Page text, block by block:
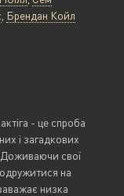
Брендан Койл
- це спроба
і загадкових
Доживаючи свої
на
низка